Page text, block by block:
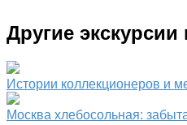
Другие
Истории коллекционеров и
Москва хлебосольная: